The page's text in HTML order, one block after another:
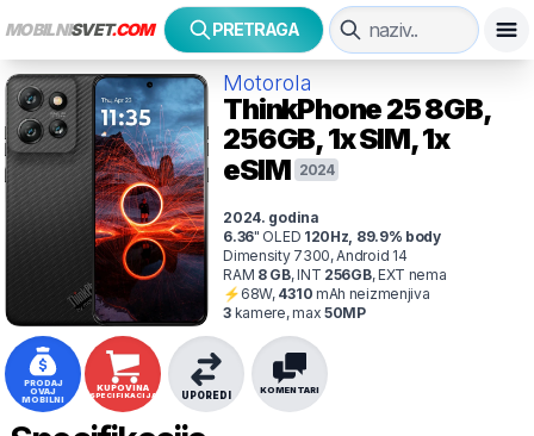
MOBILNISVET.COM PRETRAGA
Motorola
ThinkPhone 258GB,
256GB, 1x SIM, 1x
eSIM 2024
2024. godina
6.36" OLED 120Hz, 89.9% body
Dimensity 7300, Android 14
RAM 8GB,INT 256GB,EXT nema
⚡ 68W, 4310 mAh neizmenjiva
3 kamere, max 50MP
PRODAJ
OVAJ
MOBILNI
KUPOVINA
SPECIFIKACIJA KOMENTARI
UPOREDI